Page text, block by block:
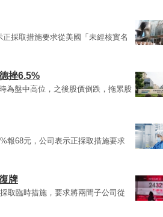
採取措施要求從美國「未經核實名
挫6.5%
為盤中高位，之後股價倒跌，拖累股
報68元，公司表示正採取措施要求
牌
取臨時措施，要求將兩間子公司從